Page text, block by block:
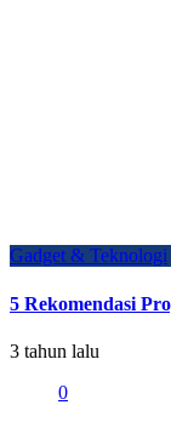
Gadget & Teknologi
5 Rekomendasi
3 tahun lalu
0